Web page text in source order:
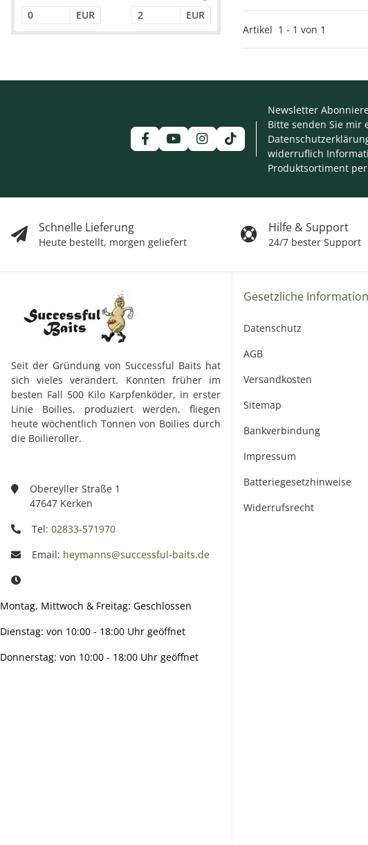
Artikel 1 - 1 von 1
EUR EUR
Schnelle Lieferung
Heute bestellt, morgen geliefert
Hilfe & Support
24/7 bester Support
Newsletter
Bitte senden Sie mir
widerruflich
Produktsortiment
Seit der Gründung von Successful Baits hat
sich vieles verändert. Konnten früher im
besten Fall 500 Kilo Karpfenköder, in erster
Linie Boilies, produziert werden, fliegen
heute wöchentlich Tonnen von Boilies durch
die Boilieroller.
Obereyller Straße 1
47647 Kerken
Tel: 02833-571970
Email: heymanns@successful-baits.de
Montag, Mittwoch & Freitag: Geschlossen
Dienstag: von 10:00 - 18:00 Uhr geöffnet
Donnerstag: von 10:00 - 18:00 Uhr geöffnet
Gesetzliche
Datenschutz
AGB
Versandkosten
Sitemap
Bankverbindung
Impressum
Batteriegesetzhinweise
Widerrufsrecht